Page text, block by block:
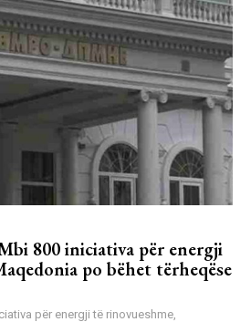
800 iniciativa për energji
po bëhet tërheqëse
për energji të rinovueshme,